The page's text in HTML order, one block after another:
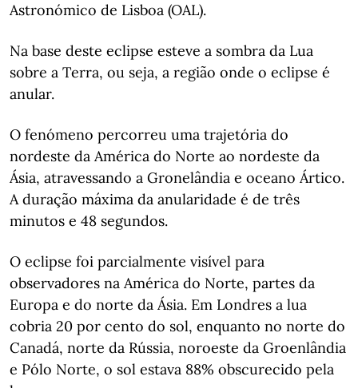
Astronómico de Lisboa (OAL).
Na base deste eclipse esteve a sombra da Lua
sobre a Terra, ou seja, a região onde o eclipse é
anular.
O fenómeno percorreu uma trajetória do
nordeste da América do Norte ao nordeste da
Ásia, atravessando a Gronelândia e oceano Ártico.
A duração máxima da anularidade é de três
minutos e 48 segundos.
O eclipse foi parcialmente visível para
observadores na América do Norte, partes da
Europa e do norte da Ásia. Em Londres a lua
cobria 20 por cento do sol, enquanto no norte do
Canadá, norte da Rússia, noroeste da Groenlândia
e Pólo Norte, o sol estava 88% obscurecido pela